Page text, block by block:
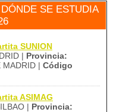
SE ESTUDIA
SUNION
| Provincia:
MADRID | Código
ASIMAG
| Provincia: